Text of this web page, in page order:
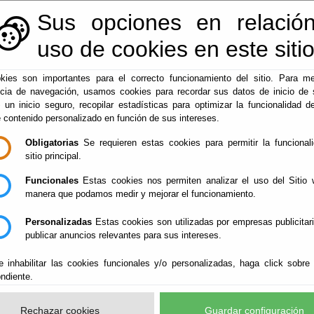
Sus opciones en
uso de cookies en este sitio
son importantes para el correcto funcionamiento del sitio. Para
de navegación, usamos cookies para recordar sus datos de inicio de
un inicio seguro, recopilar estadísticas para optimizar la funcionalidad
contenido personalizado en función de sus intereses.
Obligatorias Se requieren estas cookies para permitir la
sitio principal.
Funcionales Estas cookies nos permiten analizar el uso del Sitio
manera que podamos medir y mejorar el funcionamiento.
Personalizadas Estas cookies son utilizadas por empresas
publicar anuncios relevantes para sus intereses.
inhabilitar las cookies funcionales y/o personalizadas, haga click sobre
Rechazar cookies Guardar configuración
950128113 | centralita@macael.es
Electrónica Administración-e ▼ Macael
06-08-2026 6:31:16
público a la información relativa a la actividad contractual del
accediendo a su Oficina Virtual, utilizando un certificado de
en la PCSP